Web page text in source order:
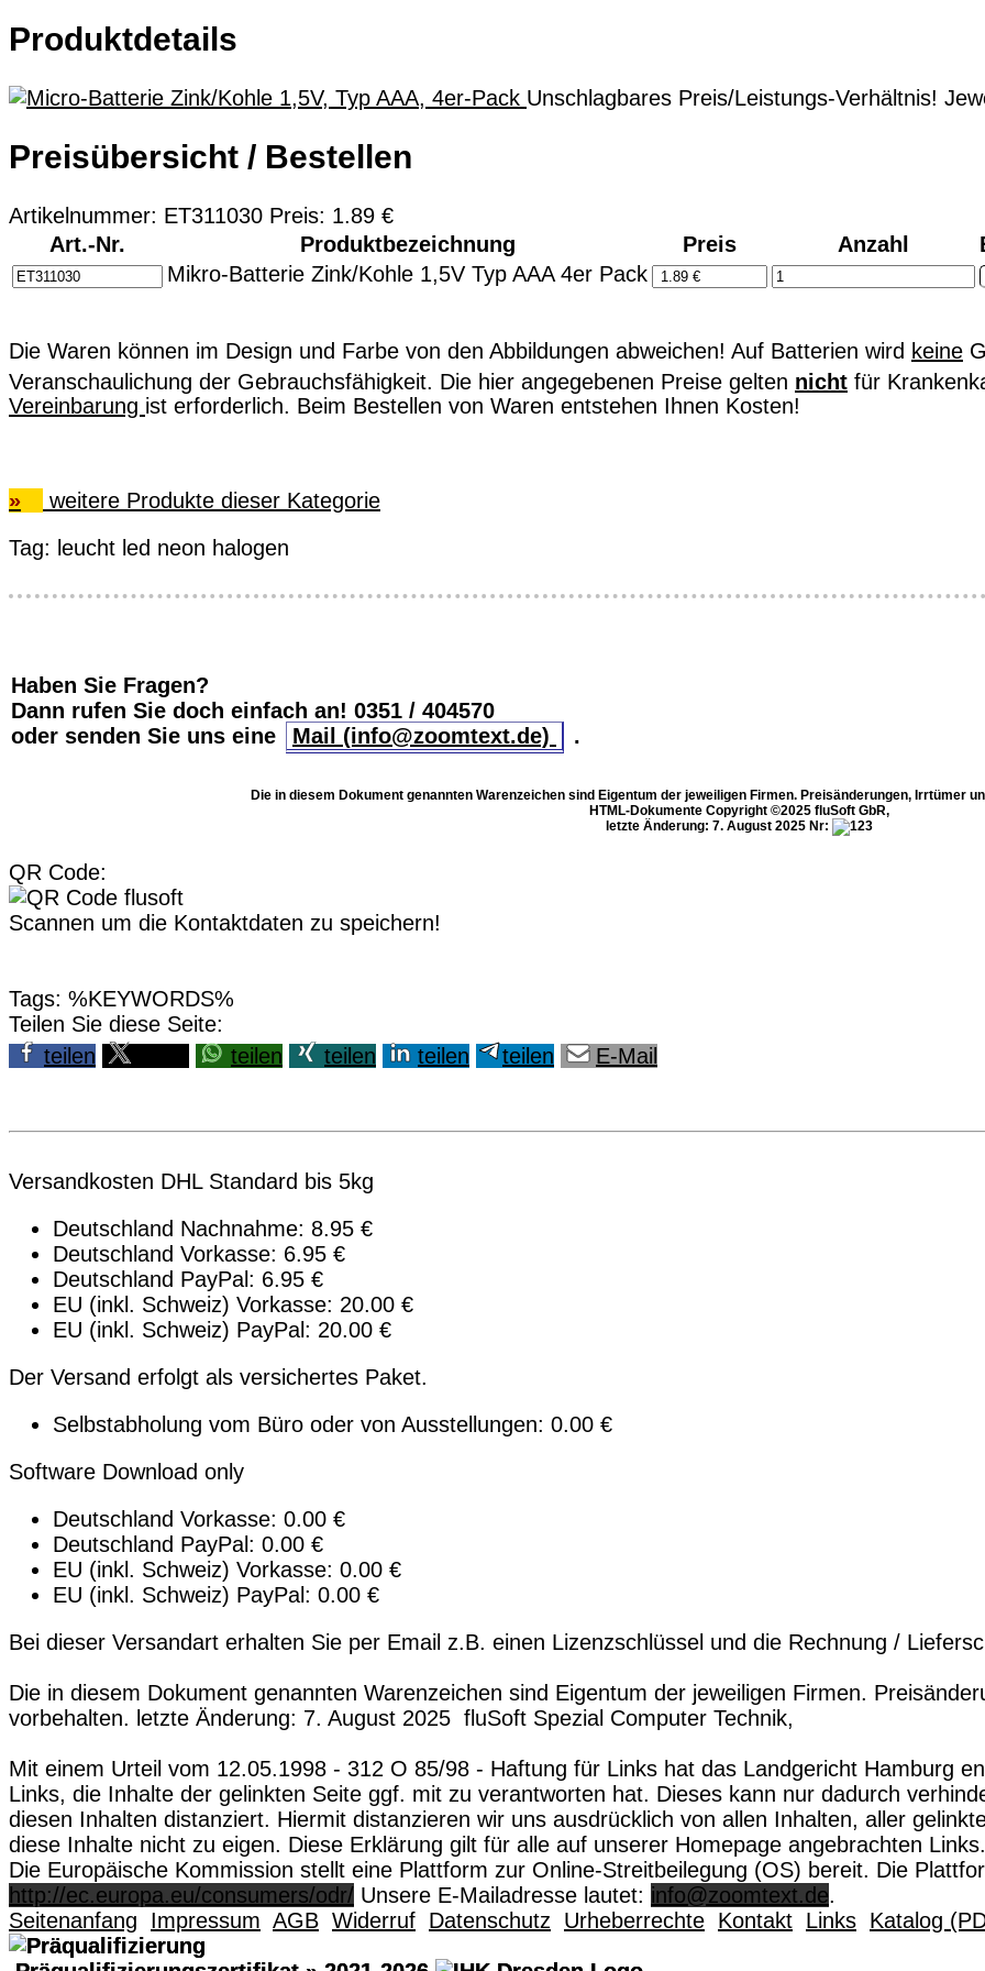
Produktdetails
Unschlagbares Preis/Leistungs-Verhältnis!
Preisübersicht / Bestellen
Artikelnummer: ET311030 Preis: 1.89 €
Art.-Nr.
Produktbezeichnung Preis Anzahl
Mikro-Batterie Zink/Kohle 1,5V Typ AAA 4er Pack
Die Waren können im Design und Farbe von den Abbildungen abweichen! Auf Batterien wird keine
Veranschaulichung der Gebrauchsfähigkeit. Die hier angegebenen Preise gelten nicht für
Vereinbarung ist erforderlich. Beim Bestellen von Waren entstehen Ihnen Kosten!
»
weitere Produkte dieser Kategorie
Tag: leucht led neon halogen
Haben Sie Fragen?
Dann rufen Sie doch einfach an! 0351 / 404570
oder senden Sie uns eine
Mail (info@zoomtext.de) .
Die in diesem Dokument genannten Warenzeichen sind Eigentum der jeweiligen Firmen. Preisänderungen, Irrtümer
HTML-Dokumente Copyright ©2025 fluSoft GbR,
letzte Änderung: 7. August 2025 Nr:
QR Code:
Scannen um die Kontaktdaten zu speichern!
Tags: %KEYWORDS%
Teilen Sie diese Seite:
teilen
teilen teilen teilen teilen E-Mail
Versandkosten DHL Standard bis 5kg
Deutschland Nachnahme: 8.95 €
Deutschland Vorkasse: 6.95 €
Deutschland PayPal: 6.95 €
EU (inkl. Schweiz) Vorkasse: 20.00 €
EU (inkl. Schweiz) PayPal: 20.00 €
Der Versand erfolgt als versichertes Paket.
Selbstabholung vom Büro oder von Ausstellungen: 0.00 €
Software Download only
Deutschland Vorkasse: 0.00 €
Deutschland PayPal: 0.00 €
EU (inkl. Schweiz) Vorkasse: 0.00 €
EU (inkl. Schweiz) PayPal: 0.00 €
Bei dieser Versandart erhalten Sie per Email z.B. einen Lizenzschlüssel und die Rechnung /
Die in diesem Dokument genannten Warenzeichen sind Eigentum der jeweiligen Firmen.
vorbehalten. letzte Änderung: 7. August 2025 fluSoft Spezial Computer Technik,
Mit einem Urteil vom 12.05.1998 - 312 O 85/98 - Haftung für Links hat das Landgericht Hamburg
Links, die Inhalte der gelinkten Seite ggf. mit zu verantworten hat. Dieses kann nur dadurch
diesen Inhalten distanziert. Hiermit distanzieren wir uns ausdrücklich von allen Inhalten, aller
diese Inhalte nicht zu eigen. Diese Erklärung gilt für alle auf unserer Homepage angebrachten Links.
Die Europäische Kommission stellt eine Plattform zur Online-Streitbeilegung (OS) bereit. Die
http://ec.europa.eu/consumers/odr/ Unsere E-Mailadresse lautet: info@zoomtext.de.
Seitenanfang
Impressum AGB Widerruf Datenschutz Urheberrechte Kontakt Links Katalog